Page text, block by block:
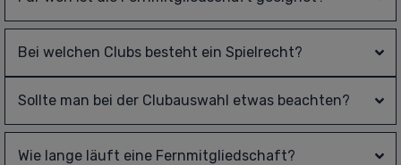
Bei welchen Clubs besteht ein Spielrecht?
Sollte man bei der Clubauswahl etwas beachten?
Wie lange läuft eine Fernmitgliedschaft?